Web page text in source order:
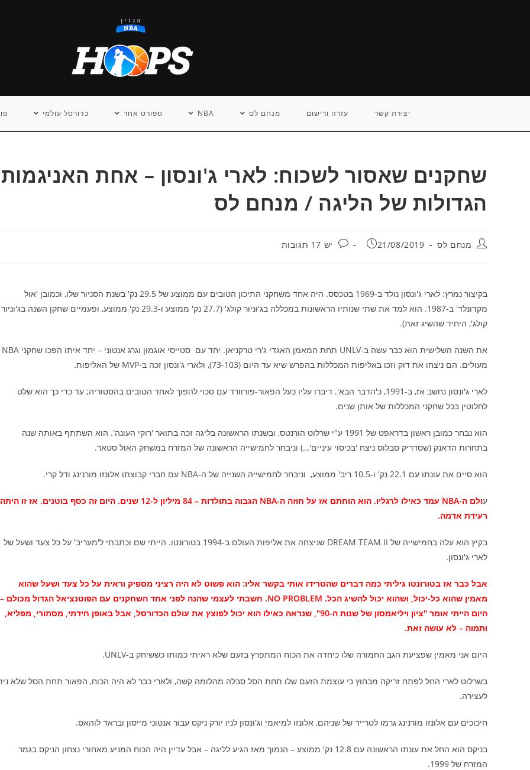
יצירת קשר עזרה ורישום מנחם לס NBA ספורט אחר כדורסל עולמי
שחקנים שאסור לשכוח: לארי ג'ונסון – אחת האניגמות
הגדולות של הליגה / מנחם לס
מחבר:
מנחם לס פורסם:
21/08/2019 תגובות:
יש 17 תגובות
בקיצור נמרץ: לארי ג'ונסון נולד ב-1969 בטכסס. היה אחד משחקני התיכון הטובים עם ממוצע של 29.5 נק' בשנת הסניור שלו, וכמובן 'אול
מקדונלד' ב-1987. הוא למד את שתי שנותיו הראשונות במכללה בג'וניור קולג' (27.7 נק' ממוצע ו-29.3 נק' ממוצע, ופעמיים שחקן השנה בג'וניור
קולג', היחיד שהשיג זאת).
את השנה השלישית הוא כבר עשה ב-UNLV תחת המאמן האגדי ג'רי טרקניאן. יחד עם סטייסי אוגמון וגרג אנטוני – יחד איתו הפכו שחקני NBA
מעולים. הם ניצחו את דוק וזכו באליפות המכללות בהפרש שיא עד היום (73-103), ולארי ג'ונסון זכה ב-MVP של האליפות.
לארי ג'ונסון נחשב אז, ב-1991, כ'הדבר הבא'. דיברו עליו כעל הפאור-פורוורד עם סכוי להפוך לאחד הטובים בהסטוריה; עד כדי כך הוא שלט
לחלוטין בכל שחקני המכללות של אותן שנים.
הוא נבחר כמובן ראשון בדראפט של 1991 ע"י שרלוט הורנטס, ובשנתו הראשונה בליגה זכה בתואר 'רוקי העונה'. הוא השתתף באותה שנה
בתחרות הדאנק (שסדריק סבלוס ניצח 'בכיסוי עיניים'…) וניבחר לחמישייה הראשונה של המזרח במשחק האול סטאר.
הוא סיים את עונתו עם 22.1 נק' ו-10.5 ריב' ממוצע, וניבחר לחמישייה השנייה של ה-NBA עם חברי קבוצתו אלונזו מורנינג ודל קרי.
ע
ולם ה-NBA עמד כאילו לרגליו. הוא הוחתם אז על חוזה ה-NBA הגבוה בתולדות – 84 מיליון ל-12 שנים. היום זה כסף בוטנים. אז זו היתה
רעידת אדמה.
בקיץ הוא עלה בחמישייה של DREAM TEAM II שניצחה את אליפות העולם ב-1994 בטורונטו. הייתי שם וכתבתי ל'מעריב' על כל צעד ושעל של
לארי ג'ונסון.
אבל כבר אז בטורונטו גיליתי כמה דברים שהטרידו אותי בקשר אליו: הוא פשוט לא היה רציני מספיק וראית על כל צעד ושעל שהוא
מאמין שהוא כל-יכול, ושהוא יכול להשיג הכל. NO PROBLEM. חשבתי לעצמי שהנה לפני אחד השחקנים עם הפוטנציאל הגדול מכולם –
היום הייתי אומר "ציון ויליאמסון של שנות ה-90", שנראה כאילו הוא יכול לפוצץ את עולם הכדורסל, אבל באופן חידתי, מסתורי, מפליא,
ותמוה – לא עושה זאת.
היום אני מאמין שפציעת הגב החמורה שלו כיחדה את הכוח המתפרץ בזעם שלא ראיתי כמותו כששיחק ב-UNLV.
בשרלוט לארי החל לפתח זריקה מבחוץ כי עוצמת הזעם שלו תחת הסל סבלה מהלומה קשה, ולארי כבר לא היה הכוח, הפאור תחת הסל שלא
לעצירה.
חיכוכים עם אלונזו מורנינג גרמו לטרייד של שניהם, אלונזו למיאמי וג'ונסון לניו יורק ניקס עבור אנטוני מייסון ובראד לוהאס.
בניקס הוא החל את עונתו הראשונה עם 12.8 נק' ממוצע – הנמוך מאז הגיע לליגה – אבל עדיין היה הכוח המניע מאחורי נצחון הניקס בגמר
המזרח של 1999.